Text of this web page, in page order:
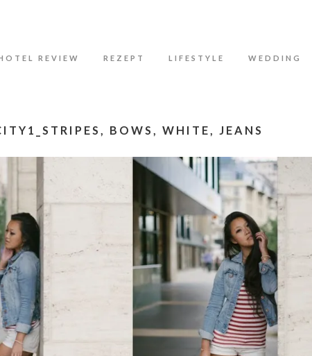
REVIEW REZEPT LIFESTYLE WEDDING
BOWS, WHITE, JEANS